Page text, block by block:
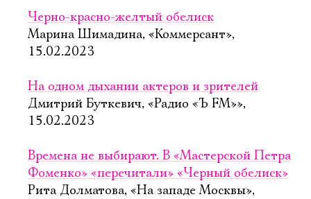
Черно-красно-желтый обелиск
Марина Шимадина, «Коммерсант»,
15.02.2023
На одном дыхании актеров и зрителей
Дмитрий Буткевич, «Радио «Ъ FM»»,
15.02.2023
Времена не выбирают. В «Мастерской Петра
Фоменко» «перечитали» «Черный обелиск»
Рита Долматова, «На западе Москвы»,